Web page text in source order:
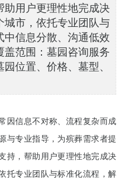
助用户更理性地完成决
城市，依托专业团队与
信息分散、沟通低效
范围：墓园咨询服务
位置、价格、墓型、
因信息不对称、流程复杂而成
与专业指导，为殡葬需求者提
持，帮助用户更理性地完成决
托专业团队与标准化流程，解